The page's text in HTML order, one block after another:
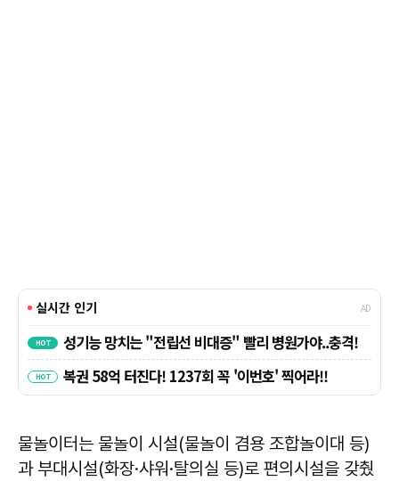
물놀이터는 물놀이 시설(물놀이 겸용 조합놀이대 등)
과 부대시설(화장·샤워·탈의실 등)로 편의시설을 갖췄